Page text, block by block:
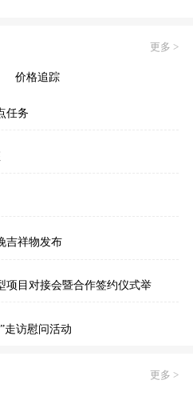
更多 >
价格追踪
任务
吉祥物发布
项目对接会暨合作签约仪式举
走访慰问活动
更多 >